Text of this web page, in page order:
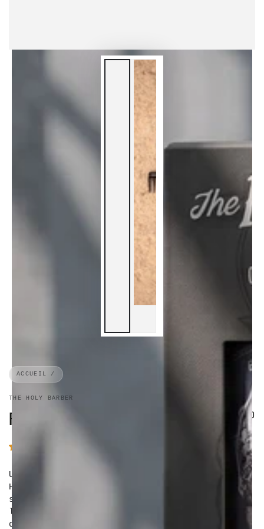
ACCUEIL /
THE HOLY BARBER
PEIGNE THE HOLY BARBER
Prix
normal
12,00
Un peigne élégant et résistant. Le peigne The
Holy Barber a été conçu pour tous les types de
styles. Du classique au moderne, ses dents
larges vous apporteront une finition plus
décontractée et naturelle.